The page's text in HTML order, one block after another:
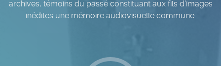
archives, témoins du passé constituant aux fils d’images
inédites une mémoire audiovisuelle commune.